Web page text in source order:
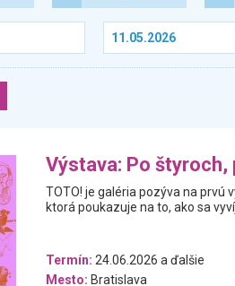
Výstava: Po štyroch,
TOTO! je galéria pozýva na prvú
ktorá poukazuje na to, ako sa
Termín: 24.06.2026 a ďalšie
Mesto: Bratislava